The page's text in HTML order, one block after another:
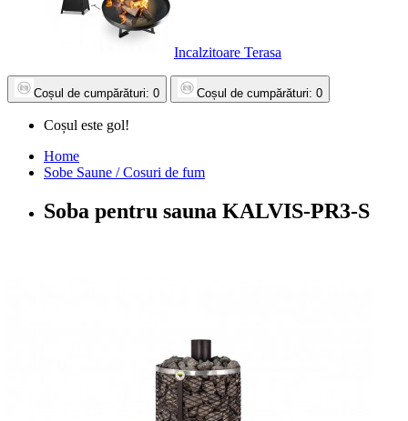
Incalzitoare Terasa
Coșul de cumpărături: 0 Coșul de cumpărături: 0
Coșul este gol!
Home
Sobe Saune / Cosuri de fum
Soba pentru sauna KALVIS-PR3-S